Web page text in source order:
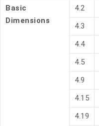
Basic
Dimensions
4.2
4.3
4.4
4.5
4.9
4.15
4.19